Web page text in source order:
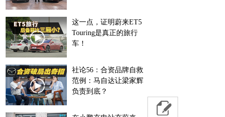
这一点，证明蔚来ET5
Touring是真正的旅行
车！
社论56：合资品牌自救
范例：马自达让梁家辉
负责到底？